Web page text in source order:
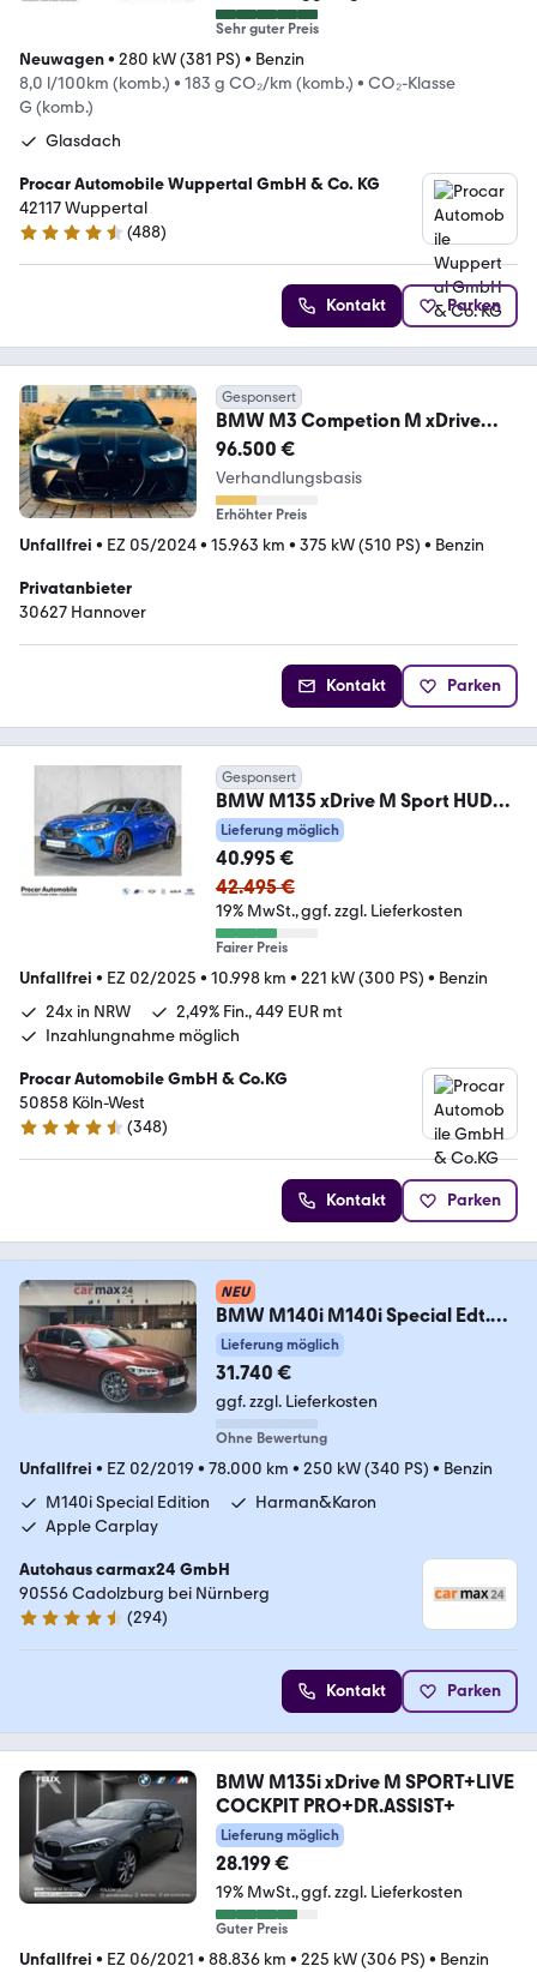
Sehr guter Preis
Neuwagen• 280 kW (381 PS) • Benzin
8,0 l/100km (komb.) • 183 g CO₂/km (komb.) • CO₂-Klasse
G (komb.)
Glasdach
Procar Automobile Wuppertal GmbH & Co. KG
42117 Wuppertal
4.5 Sterne
(488)
Kontakt Parken
Gesponsert
BMW M3 Competion M xDrive
Touring Frozen Black
96.500 €
Verhandlungsbasis
Erhöhter Preis
Unfallfrei • EZ 05/2024• 15.963 km • 375 kW (510 PS) • Benzin
Privatanbieter
30627 Hannover
Kontakt Parken
Gesponsert
BMW M135 xDrive M Sport HUD
360°KAM RFK NAVI LED LM
Lieferung möglich
40.995 €
42.495 €
19% MwSt. ggf. zzgl. Lieferkosten
Fairer Preis
Unfallfrei • EZ 02/2025 • 10.998 km • 221 kW (300 PS) • Benzin
24x in NRW
2,49% Fin., 449 EUR mt
Inzahlungnahme möglich
Procar Automobile GmbH & Co.KG
50858 Köln-West
4.4 Sterne
(348)
Kontakt Parken
NEU
BMW M140i M140i Special Edt.
Harman&Kardon Navi Carp
Lieferung möglich
31.740 €
ggf. zzgl. Lieferkosten
Ohne Bewertung
Unfallfrei • EZ 02/2019 • 78.000 km • 250 kW (340 PS) • Benzin
M140i Special Edition
Harman&Karon
Apple Carplay
Autohaus carmax24 GmbH
90556 Cadolzburg bei Nürnberg
4.7 Sterne
(294)
Kontakt Parken
BMW M135i xDrive M SPORT+LIVE
COCKPIT PRO+DR.ASSIST+
Lieferung möglich
28.199 €
19% MwSt. ggf. zzgl. Lieferkosten
Guter Preis
Unfallfrei • EZ 06/2021 • 88.836 km • 225 kW (306 PS) • Benzin